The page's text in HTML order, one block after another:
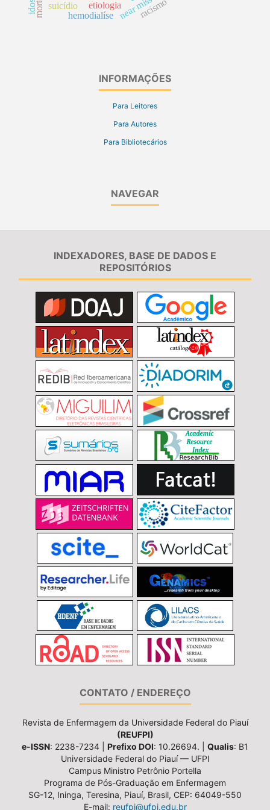
near miss
suicídio
hemodialíse racismo
etiologia
INFORMAÇÕES
Para Leitores
Para Autores
Para Bibliotecários
NAVEGAR
INDEXADORES, BASE DE DADOS E
REPOSITÓRIOS
CONTATO / ENDEREÇO
Revista de Enfermagem da Universidade Federal do Piauí
(REUFPI)
e-ISSN: 2238-7234 | Prefixo DOI: 10.26694. | Qualis: B1
Universidade Federal do Piauí — UFPI
Campus Ministro Petrônio Portella
Programa de Pós-Graduação em Enfermagem
SG-12, Ininga, Teresina, Piauí, Brasil, CEP: 64049-550
E-mail: reufpi@ufpi.edu.br